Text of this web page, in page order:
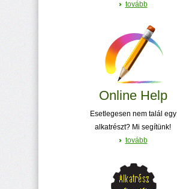
tovább
Online Help
Esetlegesen nem talál egy
alkatrészt? Mi segítünk!
tovább